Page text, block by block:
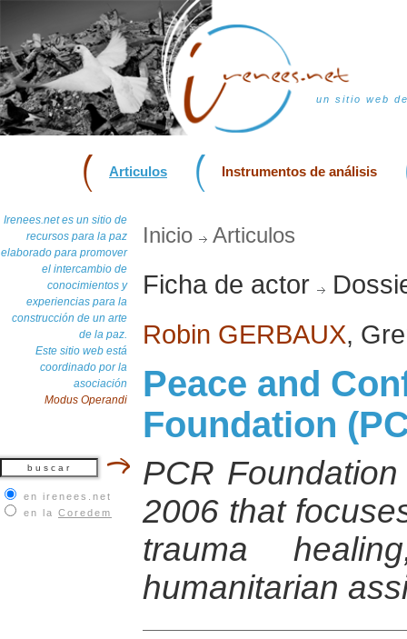
un sitio web
Articulos Instrumentos de análisis
Irenees.net es un sitio de
recursos para la paz
elaborado para promover
el intercambio de
conocimientos y
experiencias para la
construcción de un arte
de la paz.
Este sitio web está
coordinado por la
asociación
Modus Operandi
en irenees.net
en la Coredem
Inicio Articulos
Ficha de actor
Robin GERBAUX,
Peace and
Foundation
PCR
2006 that
trauma
humanitarian